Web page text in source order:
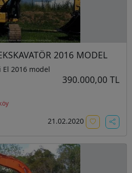
2016 MODEL
El 2016 model
390.000,00 TL
21.02.2020